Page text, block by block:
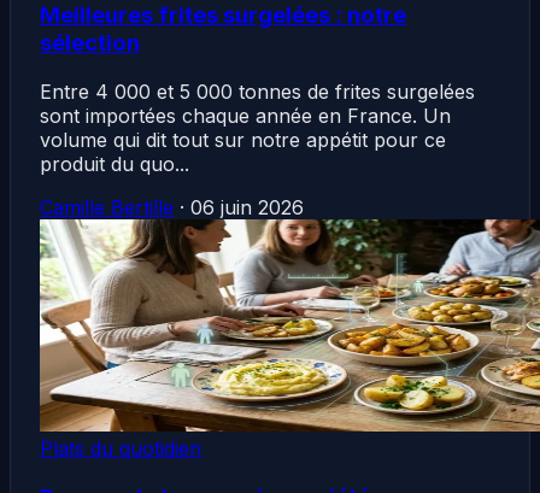
Meilleures frites surgelées : notre
sélection
Entre 4 000 et 5 000 tonnes de frites surgelées
sont importées chaque année en France. Un
volume qui dit tout sur notre appétit pour ce
produit du quo...
Camille Bertille · 06 juin 2026
Plats du quotidien